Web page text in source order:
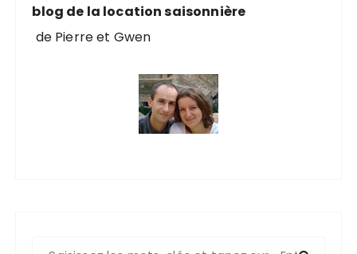
blog de la location saisonnière
de Pierre et Gwen